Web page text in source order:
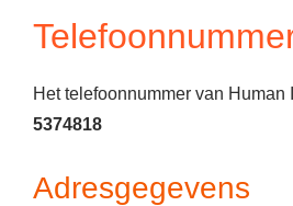
Het telefoonnummer van Human
5374818
Adresgegevens